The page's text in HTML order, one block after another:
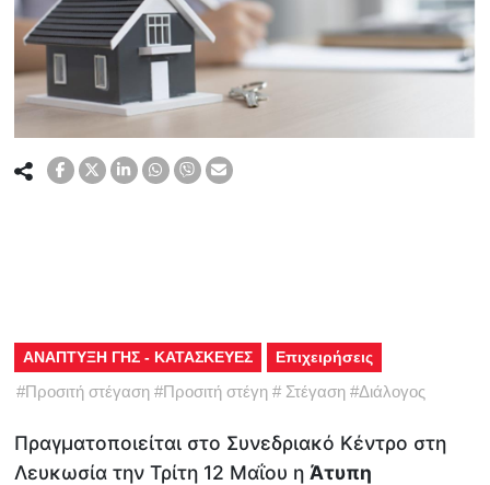
ΑΝΑΠΤΥΞΗ ΓΗΣ - ΚΑΤΑΣΚΕΥΕΣ Επιχειρήσεις
#Προσιτή στέγαση #Προσιτή στέγη # Στέγαση #Διάλογος
Πραγματοποιείται στο Συνεδριακό Κέντρο στη
Λευκωσία την Τρίτη 12 Μαΐου η Άτυπη